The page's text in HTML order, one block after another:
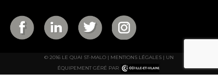
© 2016 LE QUAI ST-MALO | MENTIONS LÉGALES | UN
ÉQUIPEMENT GÉRÉ PAR